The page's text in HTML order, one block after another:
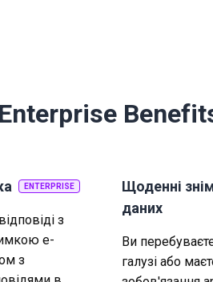
Enterprise
ENTERPRISE
з
е-
з
Щоденні
даних
Ви
галузі або